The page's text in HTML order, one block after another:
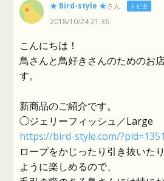
★ Bird-style ★さん トピ主
2018/10/24 21:36
こんにちは！
鳥さんと鳥好きさんのためのお
す。
新商品のご紹介です。
◯ジェリーフィッシュ／Large
https://bird-style.com/
ロープをかじったり引き抜いた
ように楽しめるので、